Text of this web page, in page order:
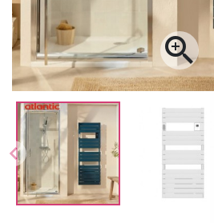
chevron_left
